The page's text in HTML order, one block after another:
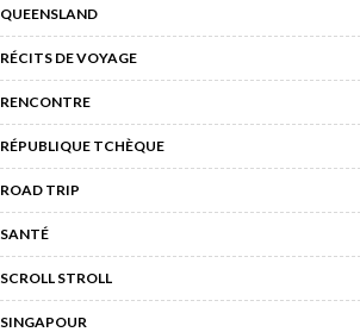
QUEENSLAND
RÉCITS DE VOYAGE
RENCONTRE
RÉPUBLIQUE TCHÈQUE
ROAD TRIP
SANTÉ
SCROLL STROLL
SINGAPOUR